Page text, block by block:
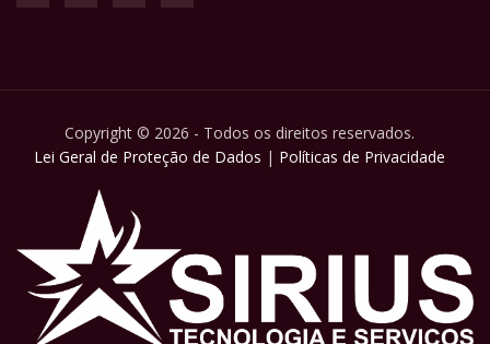
Copyright © 2026 - Todos os direitos reservados.
Lei Geral de Proteção de Dados | Políticas de Privacidade